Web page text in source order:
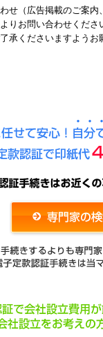
せ（広告掲載のご案
よりお問い合わせくだ
承くださいますようお